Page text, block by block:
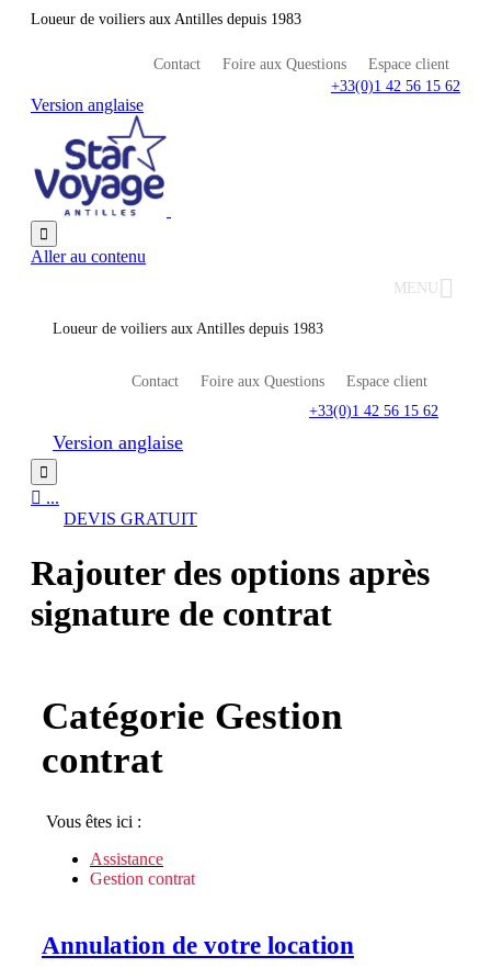
Loueur de voiliers aux Antilles depuis 1983
Contact Foire aux Questions
Espace client
+33(0)1 42 56 15 62
Version anglaise

Aller au contenu
MENU
Loueur de voiliers aux Antilles depuis 1983
Contact Foire aux Questions
Espace client
+33(0)1 42 56 15 62
Version anglaise

 ...
DEVIS GRATUIT
Rajouter des options après
signature de contrat
Catégorie Gestion
contrat
Vous êtes ici :
Assistance
Gestion contrat
Annulation de votre location